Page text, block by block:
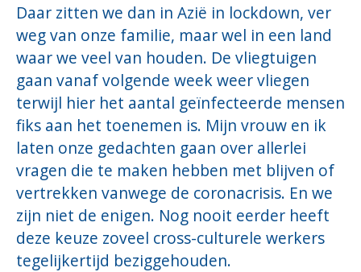
Daar zitten we dan in Azië in lockdown, ver
weg van onze familie, maar wel in een land
waar we veel van houden. De vliegtuigen
gaan vanaf volgende week weer vliegen
terwijl hier het aantal geïnfecteerde mensen
fiks aan het toenemen is. Mijn vrouw en ik
laten onze gedachten gaan over allerlei
vragen die te maken hebben met blijven of
vertrekken vanwege de coronacrisis. En we
zijn niet de enigen. Nog nooit eerder heeft
deze keuze zoveel cross-culturele werkers
tegelijkertijd beziggehouden.